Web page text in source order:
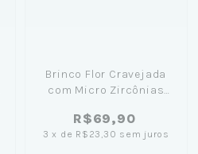
Brinco Flor Cravejada
com Micro Zircônias
R$69,90
3 x de R$23,30 sem juros